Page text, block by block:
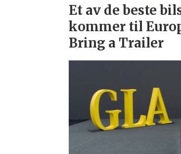
Et av de beste
kommer til
Bring a Trailer